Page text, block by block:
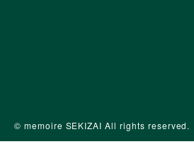
© memoire SEKIZAI All rights reserved.